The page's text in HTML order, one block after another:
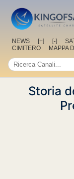
NEWS [+] [-]
CIMITERO
MAPPA
Storia